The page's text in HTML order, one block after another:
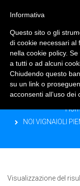
NOI
2015
NOI VIGNAIOLI
Visualizzazione del
Informativa
Questo sito o gli
di cookie necessari al
nella cookie policy.
a tutti o ad alcuni
Chiudendo questo
su un link o
acconsenti all’uso dei